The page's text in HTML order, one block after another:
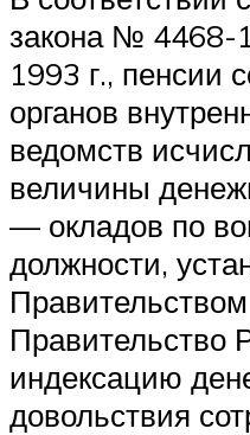
закона № 4468-
1993 г., пенсии
органов
ведомств
величины
— окладов по
должности,
Правительство
индексацию
довольствия